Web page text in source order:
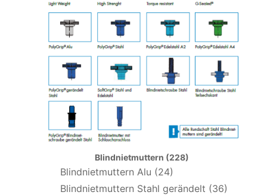
Blindnietmuttern (228)
Blindnietmuttern Alu (24)
Blindnietmuttern Stahl gerändelt (36)